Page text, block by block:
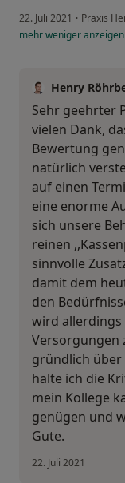
22. Juli 2021 • Praxis
mehrwenigeranzeigen
Henry
Sehr geehrter
vielen Dank,
Bewertung
natürlich
auf einen
eine enorme
sich unsere
reinen
sinnvolle
damit dem
den
wird
Versorgungen
gründlich über
halte ich die
mein Kollege
genügen und
Gute.
22. Juli 2021